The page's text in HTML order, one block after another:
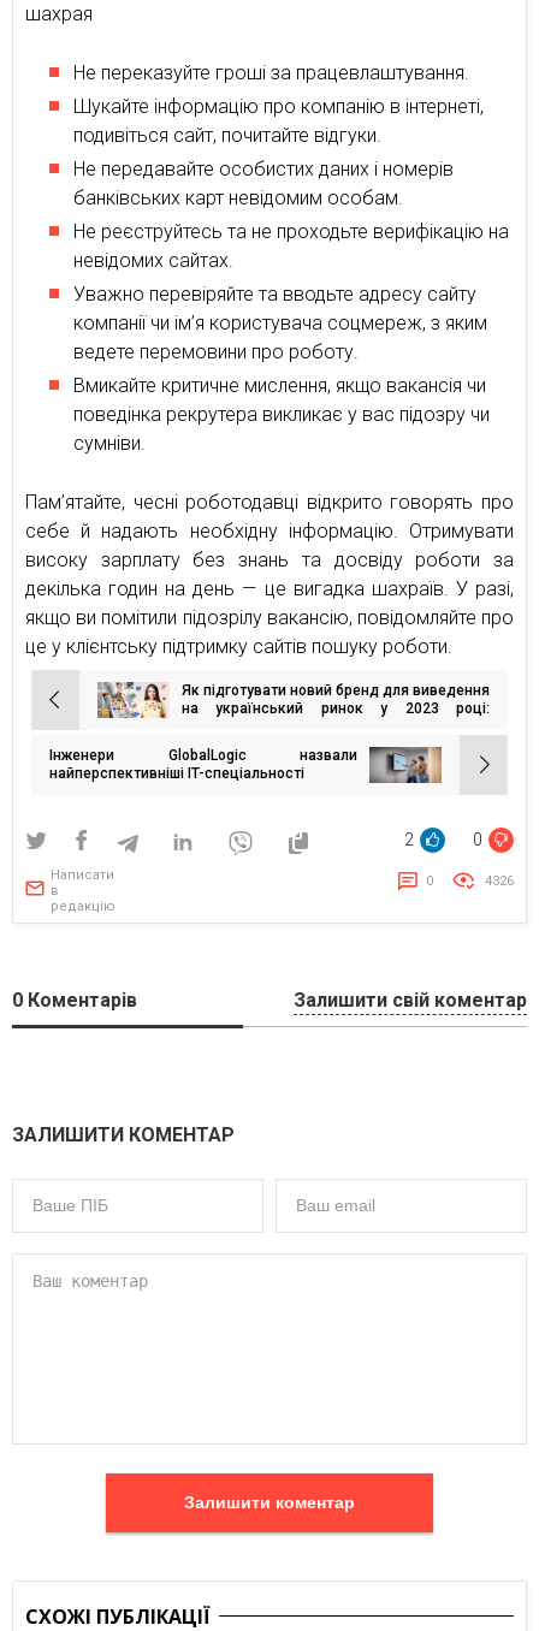
шахрая
Не переказуйте гроші за працевлаштування.
Шукайте інформацію про компанію в інтернеті,
подивіться сайт, почитайте відгуки.
Не передавайте особистих даних і номерів
банківських карт невідомим особам.
Не реєструйтесь та не проходьте верифікацію на
невідомих сайтах.
Уважно перевіряйте та вводьте адресу сайту
компанії чи ім’я користувача соцмереж, з яким
ведете перемовини про роботу.
Вмикайте критичне мислення, якщо вакансія чи
поведінка рекрутера викликає у вас підозру чи
сумніви.
Пам’ятайте, чесні роботодавці відкрито говорять про
себе й надають необхідну інформацію. Отримувати
високу зарплату без знань та досвіду роботи за
декілька годин на день — це вигадка шахраїв. У разі,
якщо ви помітили підозрілу вакансію, повідомляйте про
це у клієнтську підтримку сайтів пошуку роботи.
Навігація
записів
Як підготувати новий бренд для виведення
на український ринок у 2023 році:
Інженери GlobalLogic назвали
найперспективніші IT-спеціальності
2 0
Написати
в
редакцію
0 4326
0 Коментарів Залишити свій коментар
ЗАЛИШИТИ КОМЕНТАР
Залишити коментар
СХОЖІ ПУБЛІКАЦІЇ